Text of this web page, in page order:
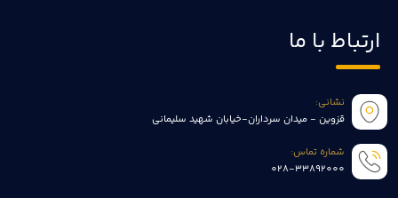
ارتباط با ما
نشانی:
قزوین - میدان سرداران-خیابان شهید سلیمانی
شماره تماس:
028-33892000